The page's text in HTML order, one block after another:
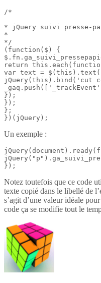
/*
* jQuery suivi presse-
*
*/
(function($) {
return
var text =
jQuery(this).bind('cut
});
});
};
})(jQuery);
Un exemple :
});
Notez toutefois que ce code
texte copié dans le libellé de
s’agit d’une valeur idéale
code ça se modifie tout le